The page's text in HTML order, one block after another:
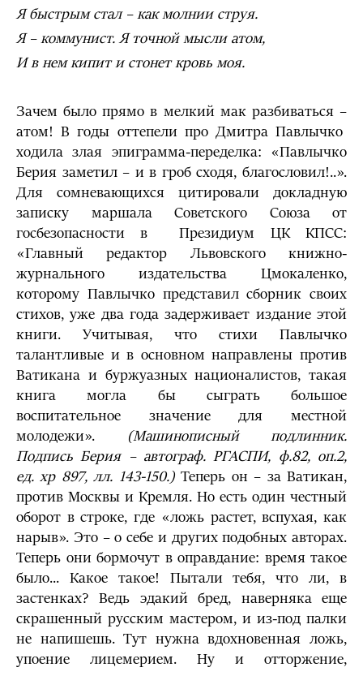
Я быстрым стал – как молнии струя.
Я – коммунист. Я точной мысли атом,
И в нем кипит и стонет кровь моя.
Зачем было прямо в мелкий мак разбиваться –
атом! В годы оттепели про Дмитра Павлычко
ходила злая эпиграмма-переделка: «Павлычко
Берия заметил – и в гроб сходя, благословил!..».
Для сомневающихся цитировали докладную
записку маршала Советского Союза от
госбезопасности в Президиум ЦК КПСС:
«Главный редактор Львовского книжно-
журнального издательства Цмокаленко,
которому Павлычко представил сборник своих
стихов, уже два года задерживает издание этой
книги. Учитывая, что стихи Павлычко
талантливые и в основном направлены против
Ватикана и буржуазных националистов, такая
книга могла бы сыграть большое
воспитательное значение для местной
молодежи».
(Машинописный подлинник.
Подпись Берия – автограф. РГАСПИ, ф.82, оп.2,
ед. хр 897, лл. 143-150.)Теперь он – за Ватикан,
против Москвы и Кремля. Но есть один честный
оборот в строке, где «ложь растет, вспухая, как
нарыв». Это – о себе и других подобных авторах.
Теперь они бормочут в оправдание: время такое
было... Какое такое! Пытали тебя, что ли, в
застенках? Ведь эдакий бред, наверняка еще
скрашенный русским мастером, и из-под палки
не напишешь. Тут нужна вдохновенная ложь,
упоение лицемерием. Ну и отторжение,